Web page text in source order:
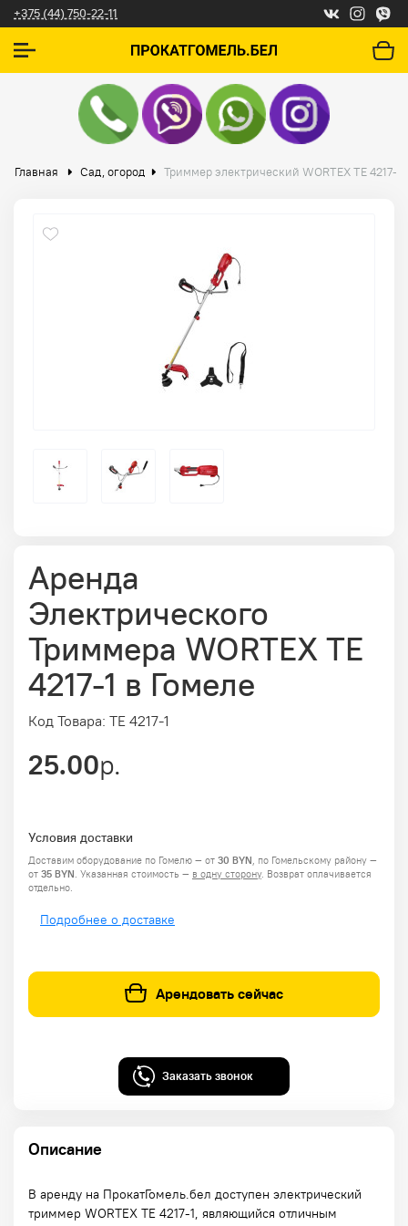
+375 (44) 750-22-11
Главная Сад, огород Триммер электрический WORTEX TE 4217-1
Аренда
Электрического
Триммера WORTEX TE
4217-1 в Гомеле
Код Товара: TE 4217-1
25.00р.
Условия доставки
Доставим оборудование по Гомелю — от 30 BYN, по Гомельскому району —
от 35 BYN. Указанная стоимость — в одну сторону. Возврат оплачивается
отдельно.
Подробнее о доставке
Арендовать сейчас
Заказать звонок
Описание
В аренду на ПрокатГомель.бел доступен электрический
триммер WORTEX TE 4217-1, являющийся отличным